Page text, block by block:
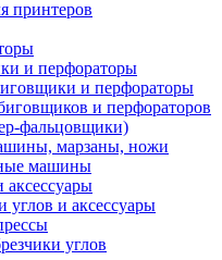
принтеров
и перфораторы
и перфораторы
и перфораторов
фальцовщики)
марзаны, ножи
машины
и аксессуары
углов